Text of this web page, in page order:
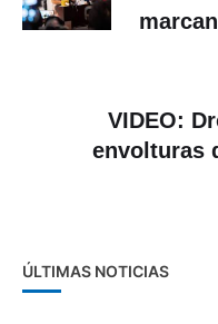
VIDEO:
envolturas
ÚLTIMAS NOTICIAS